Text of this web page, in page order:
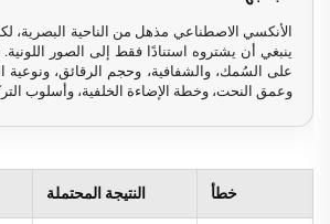
الأنكسي الاصطناعي مذهل من الناحية البصرية،
ينبغي أن يشتروه استنادًا فقط إلى الصور اللونية.
على السُمك، والشفافية، وحجم الرقائق، ونوعية
وعمق النحت، وخطة الإضاءة الخلفية، وأسلوب
خطأ النتيجة المحتملة